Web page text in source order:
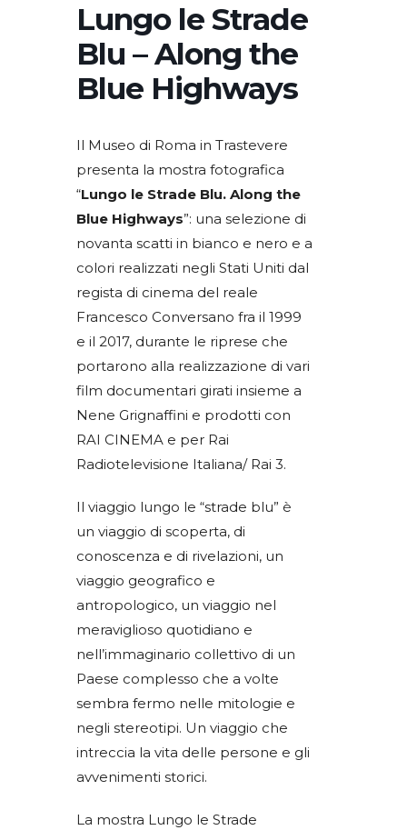
Lungo le Strade
Blu – Along the
Blue Highways
Il Museo di Roma in Trastevere
presenta la mostra fotografica
“Lungo le Strade Blu. Along the
Blue Highways”: una selezione di
novanta scatti in bianco e nero e a
colori realizzati negli Stati Uniti dal
regista di cinema del reale
Francesco Conversano fra il 1999
e il 2017, durante le riprese che
portarono alla realizzazione di vari
film documentari girati insieme a
Nene Grignaffini e prodotti con
RAI CINEMA e per Rai
Radiotelevisione Italiana/ Rai 3.
Il viaggio lungo le “strade blu” è
un viaggio di scoperta, di
conoscenza e di rivelazioni, un
viaggio geografico e
antropologico, un viaggio nel
meraviglioso quotidiano e
nell’immaginario collettivo di un
Paese complesso che a volte
sembra fermo nelle mitologie e
negli stereotipi. Un viaggio che
intreccia la vita delle persone e gli
avvenimenti storici.
La mostra Lungo le Strade